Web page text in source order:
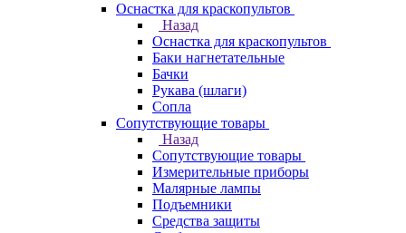
Оснастка для краскопультов
Назад
Оснастка для краскопультов
Баки нагнетательные
Бачки
Рукава (шлаги)
Сопла
Сопутствующие товары
Назад
Сопутствующие товары
Измерительные приборы
Малярные лампы
Подъемники
Средства защиты